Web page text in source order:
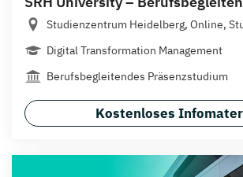
Studienzentrum Heidelberg, Online,
Digital Transformation Management
Berufsbegleitendes Präsenzstudium
Kostenloses